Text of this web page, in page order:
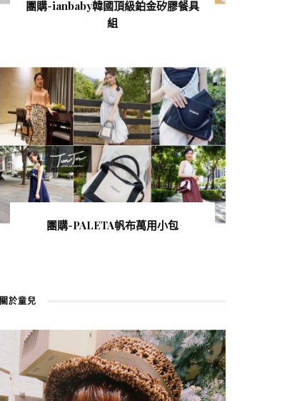
團購-ianbaby韓國頂級鉑金矽膠餐具
組
團購-PALETA帆布萬用小包
關於童兒